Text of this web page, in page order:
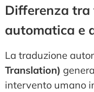
Differenza
automatica e
La traduzione
Translation)
intervento umano